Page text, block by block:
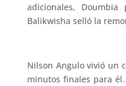
adicionales,
Balikwisha selló la
Nilson Angulo vivió un
minutos finales para